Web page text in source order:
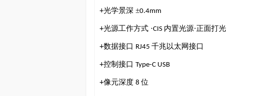
+光学景深 ±0.4mm
+光源工作方式 ·CIS 内置光源·正面打光
+数据接口 RJ45 千兆以太网接口
+控制接口 Type-C USB
+像元深度 8 位